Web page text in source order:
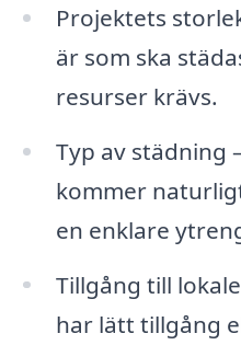
Projektets
är som ska
resurser krävs.
Typ av städning
kommer
en enklare
Tillgång till
har lätt tillgång